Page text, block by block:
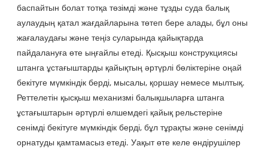
баспайтын болат тотқа төзімді және тұзды суда балық
аулаудың қатал жағдайларына төтеп бере алады, бұл оны
жағалаудағы және теңіз суларында қайықтарда
пайдалануға өте ыңғайлы етеді. Қысқыш конструкциясы
штанга ұстағыштарды қайықтың әртүрлі бөліктеріне оңай
бекітуге мүмкіндік берді, мысалы, қоршау немесе мылтық.
Реттелетін қысқыш механизмі балықшыларға штанга
ұстағыштарын әртүрлі өлшемдегі қайық рельстеріне
сенімді бекітуге мүмкіндік берді, бұл тұрақты және сенімді
орнатуды қамтамасыз етеді. Уақыт өте келе өндірушілер